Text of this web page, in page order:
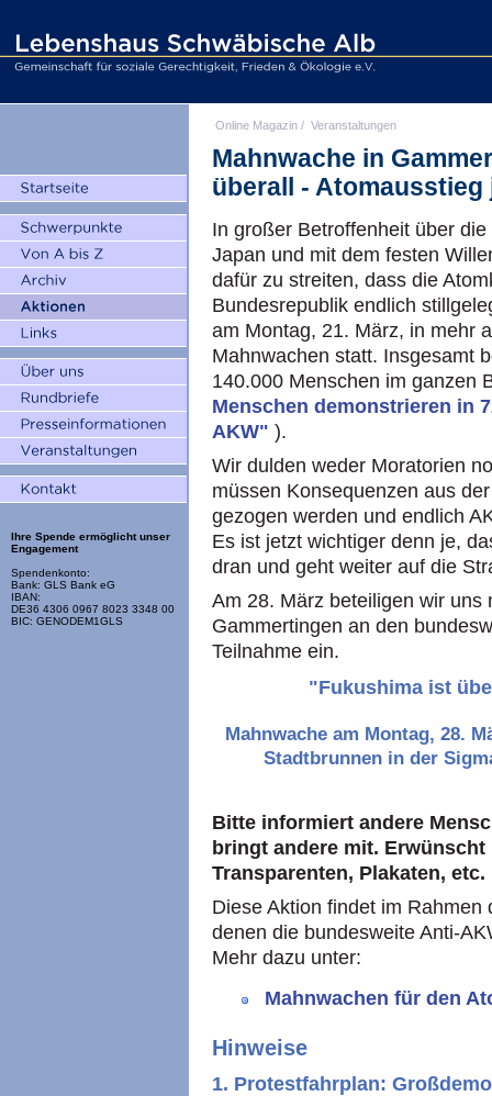
Ihre Spende ermöglicht unser
Engagement
Spendenkonto:
Bank: GLS Bank eG
IBAN:
DE36 4306 0967 8023 3348 00
BIC: GENODEM1GLS
Online Magazin / Veranstaltungen
Mahnwache in
überall - Atomausstieg
In großer Betroffenheit über
Japan und mit dem festen
dafür zu streiten, dass die
Bundesrepublik endlich
am Montag, 21. März, in mehr
Mahnwachen statt. Insgesamt
140.000 Menschen im
Menschen demonstrieren in
AKW" ).
Wir dulden weder Moratorien
müssen Konsequenzen aus
gezogen werden und endlich
Es ist jetzt wichtiger denn je,
dran und geht weiter auf die
Am 28. März beteiligen wir
Gammertingen an den
Teilnahme ein.
"Fukushima ist
Mahnwache am Montag, 28.
Stadtbrunnen in der
Bitte informiert andere
bringt andere mit.
Transparenten, Plakaten, etc.
Diese Aktion findet im
denen die bundesweite Anti-
Mehr dazu unter:
Mahnwachen für den
Hinweise
1. Protestfahrplan: